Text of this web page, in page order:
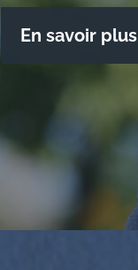
En savoir plus